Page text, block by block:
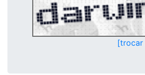
[trocar